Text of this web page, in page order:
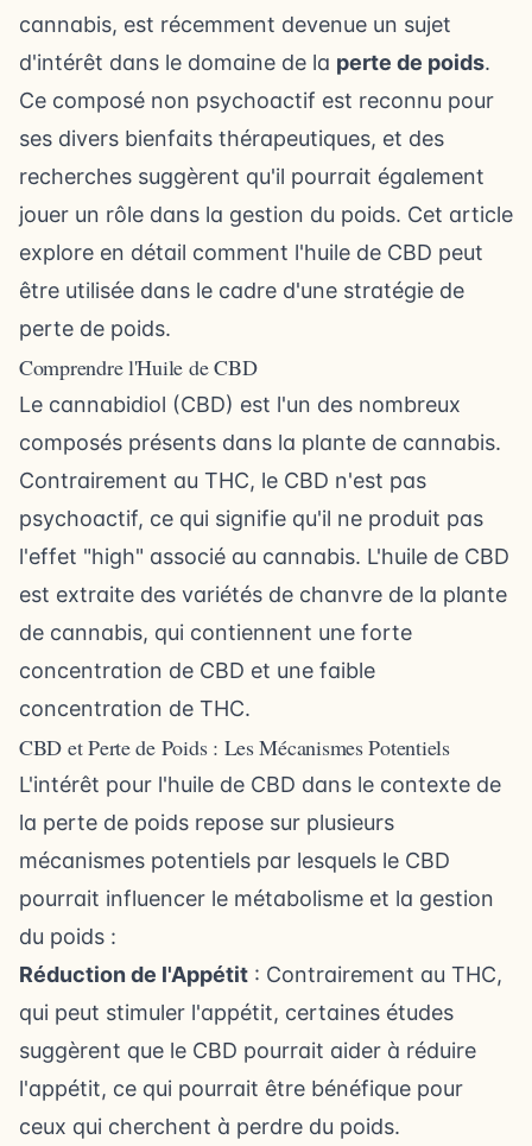
cannabis, est récemment devenue un sujet
d'intérêt dans le domaine de la perte de poids.
Ce composé non psychoactif est reconnu pour
ses divers bienfaits thérapeutiques, et des
recherches suggèrent qu'il pourrait également
jouer un rôle dans la gestion du poids. Cet article
explore en détail comment l'huile de CBD peut
être utilisée dans le cadre d'une stratégie de
perte de poids.
Comprendre l'Huile de CBD
Le cannabidiol (CBD) est l'un des nombreux
composés présents dans la plante de cannabis.
Contrairement au THC, le CBD n'est pas
psychoactif, ce qui signifie qu'il ne produit pas
l'effet "high" associé au cannabis. L'huile de CBD
est extraite des variétés de chanvre de la plante
de cannabis, qui contiennent une forte
concentration de CBD et une faible
concentration de THC.
CBD et Perte de Poids : Les Mécanismes Potentiels
L'intérêt pour l'huile de CBD dans le contexte de
la perte de poids repose sur plusieurs
mécanismes potentiels par lesquels le CBD
pourrait influencer le métabolisme et la gestion
du poids :
Réduction de l'Appétit : Contrairement au THC,
qui peut stimuler l'appétit, certaines études
suggèrent que le CBD pourrait aider à réduire
l'appétit, ce qui pourrait être bénéfique pour
ceux qui cherchent à perdre du poids.